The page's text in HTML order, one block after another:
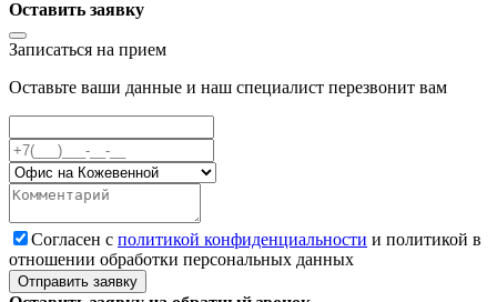
Оставить заявку
Записаться на прием
Оставьте ваши данные и наш специалист перезвонит вам
Cогласен с политикой конфиденциальности и политикой в
отношении обработки персональных данных
Отправить заявку